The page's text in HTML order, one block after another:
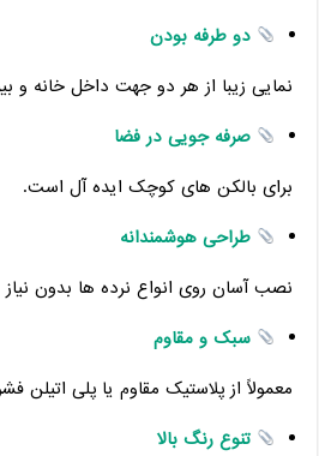
دو طرفه بودن
نمایی زیبا از هر دو جهت داخل خانه و
صرفه ‌جویی در فضا
برای بالکن ‌های کوچک ایده‌ آل است.
طراحی هوشمندانه
نصب آسان روی انواع نرده‌ ها بدون نیاز
سبک و مقاوم
معمولاً از پلاستیک مقاوم یا پلی ‌اتیلن
تنوع رنگ بالا